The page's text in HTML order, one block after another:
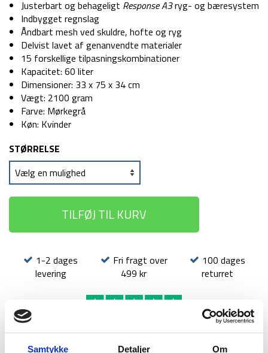
Samtykke Detaljer Om
Justerbart og behageligt Response A3ryg- og bæresystem
Indbygget regnslag
Åndbart mesh ved skuldre, hofte og ryg
Delvist lavet af genanvendte materialer
15 forskellige tilpasningskombinationer
Kapacitet: 60 liter
Dimensioner: 33 x 75 x 34 cm
Vægt: 2100 gram
Farve: Mørkegrå
Køn: Kvinder
STØRRELSE
TILFØJ TIL KURV
1-2 dages
levering
Fri fragt over
499 kr
100 dages
returret